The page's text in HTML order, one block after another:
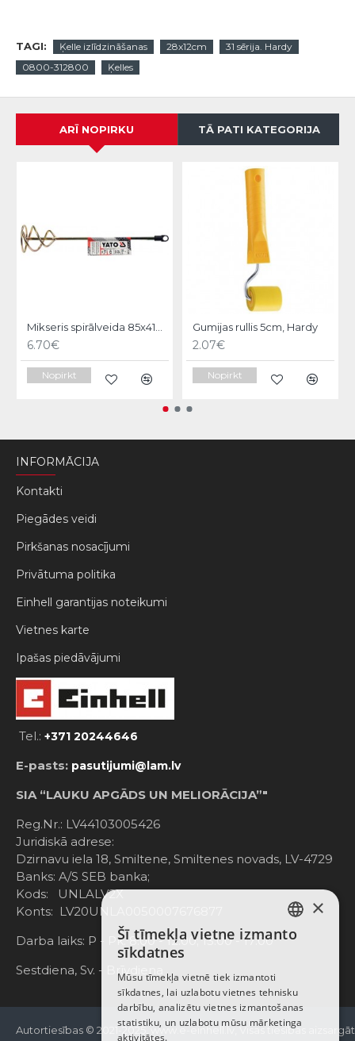
TAGI: Ķelle izlīdzināšanas 28x12cm
31 sērija. Hardy
0800-312800
Ķelles
ARĪ NOPIRKU TĀ PATI KATEGORIJA
Mikseris spirālveida 85x410mm HEX Yato
6.70€
Nopirkt
Gumijas rullis 5cm, Hardy
2.07€
Nopirkt
INFORMĀCIJA
Kontakti
Piegādes veidi
Pirkšanas nosacījumi
Privātuma politika
Einhell garantijas noteikumi
Vietnes karte
Ipašas piedāvājumi
Tel.: +371 20244646
E-pasts: pasutijumi@lam.lv
SIA “LAUKU APGĀDS UN MELIORĀCIJA”"
Reg.Nr.: LV44103005426
Juridiskā adrese:
Dzirnavu iela 18, Smiltene, Smiltenes novads, LV-4729
Banks: A/S SEB banka;
Kods: UNLALV2X
Konts: LV20UNLA0050007676877
Darba laiks: P - Pk. 8:00 - 12:00; 13:00 - 17:00
Sestdiena, Sv. - Brīvdiena
Autortiesības © 2021-2025, www.e-einhell.lv, Visas tiesības
LATVIAN
ENGLISH
×
Šī tīmekļa vietne izmanto
sīkdatnes
Mūsu tīmekļa vietnē tiek izmantoti
sīkdatnes, lai uzlabotu vietnes tehnisku
darbību, analizētu vietnes izmantošanas
statistiku, un uzlabotu mūsu mārketinga
aktivitātes.